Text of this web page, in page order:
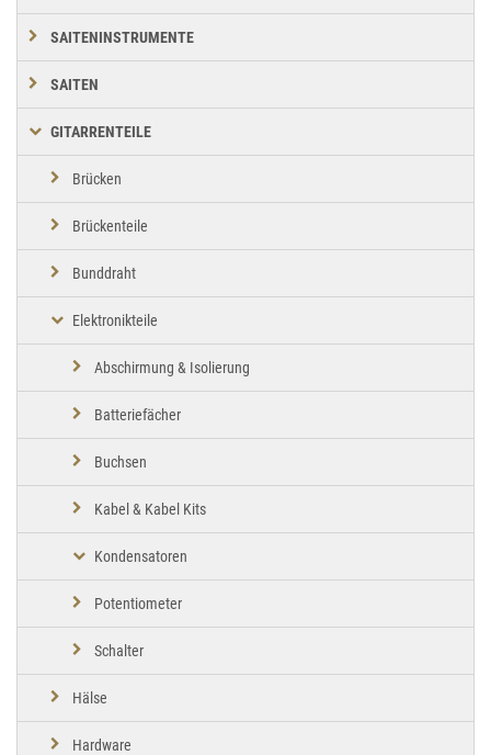
SAITENINSTRUMENTE
SAITEN
GITARRENTEILE
Brücken
Brückenteile
Bunddraht
Elektronikteile
Abschirmung & Isolierung
Batteriefächer
Buchsen
Kabel & Kabel Kits
Kondensatoren
Potentiometer
Schalter
Hälse
Hardware